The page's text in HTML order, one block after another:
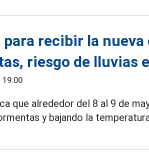
recibir la
riesgo de lluvias
que alrededor del 8 al 9 de
y bajando la